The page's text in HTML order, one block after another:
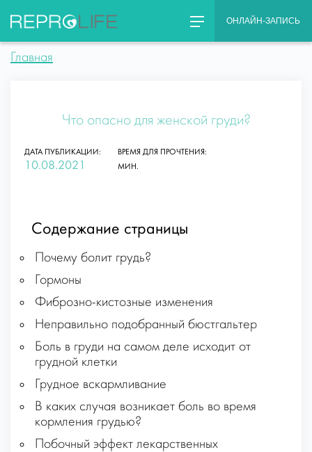
content
ОНЛАЙН-ЗАПИСЬ
Главная
Что опасно для женской груди?
ДАТА ПУБЛИКАЦИИ:
10.08.2021
ВРЕМЯ ДЛЯ ПРОЧТЕНИЯ:
МИН.
Содержание страницы
Почему болит грудь?
Гормоны
Фиброзно-кистозные изменения
Неправильно подобранный бюстгальтер
Боль в груди на самом деле исходит от
грудной клетки
Грудное вскармливание
В каких случая возникает боль во время
кормления грудью?
Побочный эффект лекарственных